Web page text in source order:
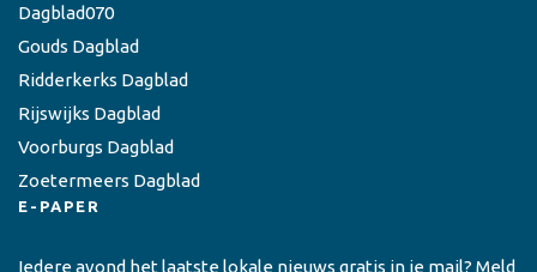
Dagblad070
Gouds Dagblad
Ridderkerks Dagblad
Rijswijks Dagblad
Voorburgs Dagblad
Zoetermeers Dagblad
E-PAPER
Iedere avond het laatste lokale nieuws gratis in je mail? Meld